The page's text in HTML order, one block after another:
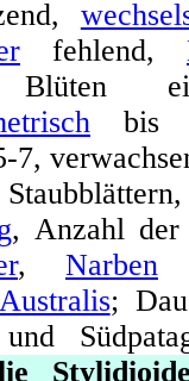
fehlend,
bis
7,
, Anzahl
, Narben
Australis;